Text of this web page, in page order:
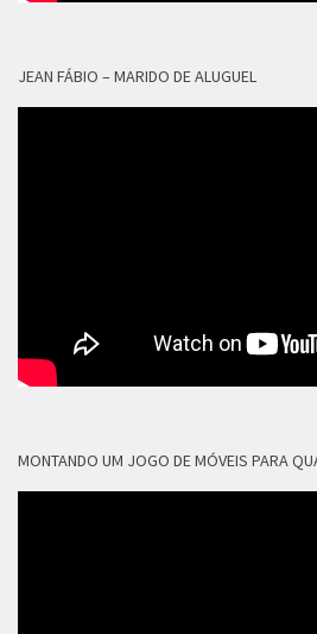
JEAN FÁBIO – MARIDO DE ALUGUEL
MONTANDO UM JOGO DE MÓVEIS PARA